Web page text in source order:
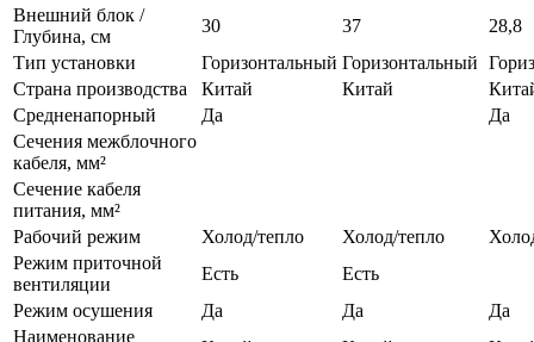
Внешний блок /
Глубина, см
30 37
28,8
Тип установки
Горизонтальный Горизонтальный
Страна производства
Китай Китай
Средненапорный
Да
Да
Сечения межблочного
кабеля, мм²
Сечение кабеля
питания, мм²
Рабочий режим
Холод/тепло Холод/тепло
Режим приточной
вентиляции
Есть
Есть
Режим осушения
Да Да
Да
Наименование